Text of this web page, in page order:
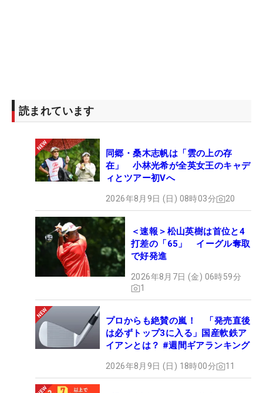
読まれています
同郷・桑木志帆は「雲の上の存
在」 小林光希が全英女王のキャデ
ィとツアー初Vへ
2026年8月9日 (日) 08時03分 20
＜速報＞松山英樹は首位と4
打差の「65」 イーグル奪取
で好発進
2026年8月7日 (金) 06時59分
1
プロからも絶賛の嵐！ 「発売直後
は必ずトップ3に入る」国産軟鉄ア
イアンとは？ #週間ギアランキング
2026年8月9日 (日) 18時00分 11